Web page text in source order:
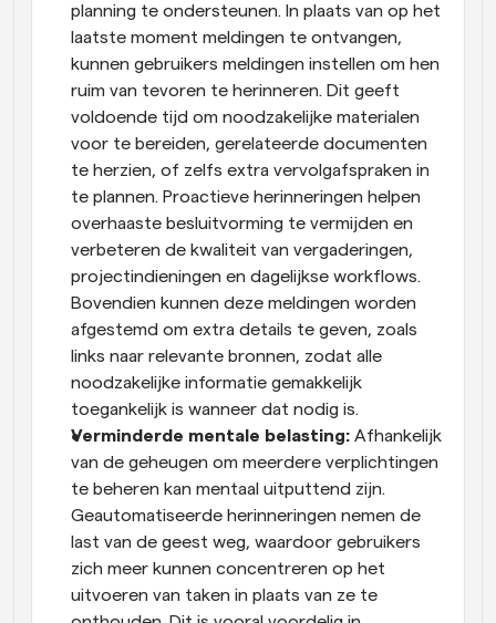
planning te ondersteunen. In plaats van op het
laatste moment meldingen te ontvangen,
kunnen gebruikers meldingen instellen om hen
ruim van tevoren te herinneren. Dit geeft
voldoende tijd om noodzakelijke materialen
voor te bereiden, gerelateerde documenten
te herzien, of zelfs extra vervolgafspraken in
te plannen. Proactieve herinneringen helpen
overhaaste besluitvorming te vermijden en
verbeteren de kwaliteit van vergaderingen,
projectindieningen en dagelijkse workflows.
Bovendien kunnen deze meldingen worden
afgestemd om extra details te geven, zoals
links naar relevante bronnen, zodat alle
noodzakelijke informatie gemakkelijk
toegankelijk is wanneer dat nodig is.
Verminderde mentale belasting: Afhankelijk
van de geheugen om meerdere verplichtingen
te beheren kan mentaal uitputtend zijn.
Geautomatiseerde herinneringen nemen de
last van de geest weg, waardoor gebruikers
zich meer kunnen concentreren op het
uitvoeren van taken in plaats van ze te